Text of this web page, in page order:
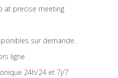
at precise meeting
sur demande.
ligne
24h/24 et 7j/7